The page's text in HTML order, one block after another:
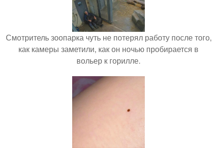
Смотритель зоопарка чуть не потерял работу после того,
как камеры заметили, как он ночью пробирается в
вольер к горилле.